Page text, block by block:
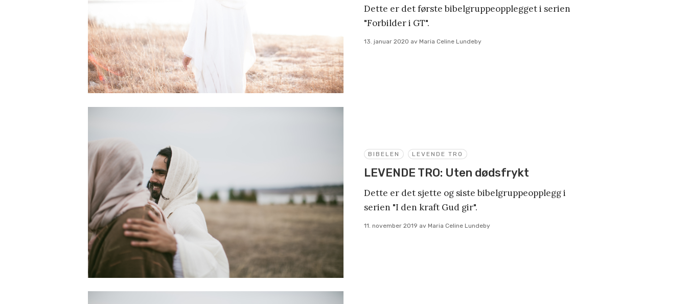
Dette er det første bibelgruppeopplegget i serien
"Forbilder i GT".
13. januar 2020 av Maria Celine Lundeby
BIBELEN LEVENDE TRO
LEVENDE TRO: Uten dødsfrykt
Dette er det sjette og siste bibelgruppeopplegg i
serien "I den kraft Gud gir".
11. november 2019 av Maria Celine Lundeby